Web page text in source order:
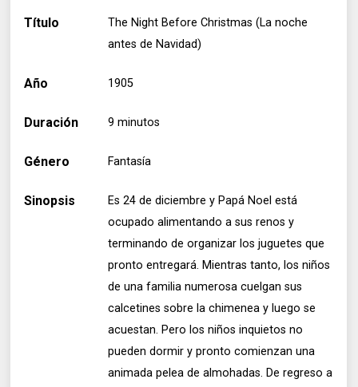
Título
The Night Before Christmas (La noche
antes de Navidad)
Año 1905
Duración 9 minutos
Género Fantasía
Sinopsis
Es 24 de diciembre y Papá Noel está
ocupado alimentando a sus renos y
terminando de organizar los juguetes que
pronto entregará. Mientras tanto, los niños
de una familia numerosa cuelgan sus
calcetines sobre la chimenea y luego se
acuestan. Pero los niños inquietos no
pueden dormir y pronto comienzan una
animada pelea de almohadas. De regreso a